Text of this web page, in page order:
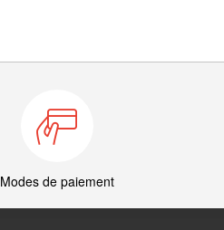
Modes de paiement